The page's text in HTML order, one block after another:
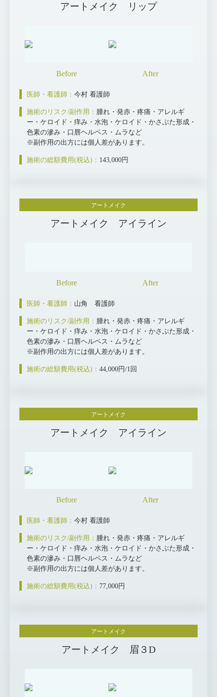
アートメイク リップ
医師・看護師： 今村 看護師
施術のリスク/副作用： 腫れ・発赤・疼痛・アレルギ
ー・ケロイド・痒み・水泡・ケロイド・かさぶた形成・
色素の滲み・口唇ヘルペス・ムラなど
※副作用の出方には個人差があります。
施術の総額費用(税込)： 143,000円
アートメイク
アートメイク アイライン
医師・看護師： 山角 看護師
施術のリスク/副作用： 腫れ・発赤・疼痛・アレルギ
ー・ケロイド・痒み・水泡・ケロイド・かさぶた形成・
色素の滲み・口唇ヘルペス・ムラなど
※副作用の出方には個人差があります。
施術の総額費用(税込)： 44,000円/1回
アートメイク
アートメイク アイライン
医師・看護師： 今村 看護師
施術のリスク/副作用： 腫れ・発赤・疼痛・アレルギ
ー・ケロイド・痒み・水泡・ケロイド・かさぶた形成・
色素の滲み・口唇ヘルペス・ムラなど
※副作用の出方には個人差があります。
施術の総額費用(税込)： 77,000円
アートメイク
アートメイク 眉３D